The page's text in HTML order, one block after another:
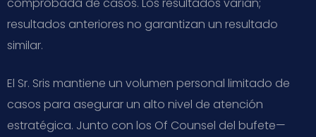
resultados anteriores no garantizan un resultado
similar.
El Sr. Sris mantiene un volumen personal limitado de
casos para asegurar un alto nivel de atención
estratégica. Junto con los Of Counsel del bufete—